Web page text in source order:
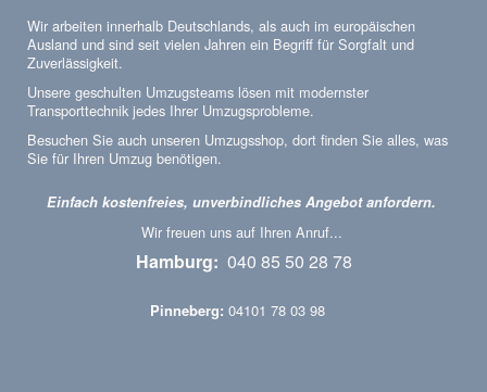
Wir arbeiten innerhalb Deutschlands, als auch im europäischen
Ausland und sind seit vielen Jahren ein Begriff für Sorgfalt und
Zuverlässigkeit.
Unsere geschulten Umzugsteams lösen mit modernster
Transporttechnik jedes Ihrer Umzugsprobleme.
Besuchen Sie auch unseren Umzugsshop, dort finden Sie alles, was
Sie für Ihren Umzug benötigen.
Einfach kostenfreies, unverbindliches Angebot anfordern.
Wir freuen uns auf Ihren Anruf...
Hamburg: 040 85 50 28 78
Pinneberg: 04101 78 03 98